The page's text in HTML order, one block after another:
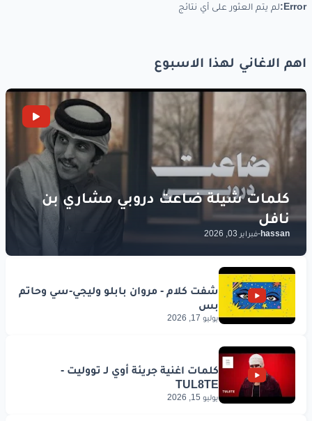
Error: لم يتم العثور على أي نتائج
اهم الاغاني لهذا الاسبوع
hassan
-فبراير 03, 2026
يوليو 17, 2026
يوليو 15, 2026